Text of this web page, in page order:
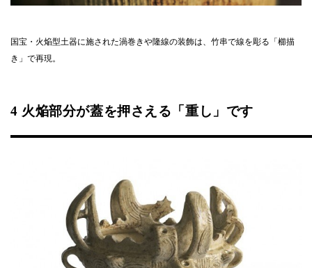
国宝・火焔型土器に施された渦巻きや隆線の装飾は、竹串で線を彫る「櫛描
き」で再現。
4 火焔部分が蓋を押さえる「重し」です